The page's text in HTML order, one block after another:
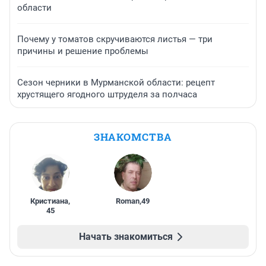
области
Почему у томатов скручиваются листья — три
причины и решение проблемы
Сезон черники в Мурманской области: рецепт
хрустящего ягодного штруделя за полчаса
ЗНАКОМСТВА
Кристиана,
45
Roman,49
Начать знакомиться